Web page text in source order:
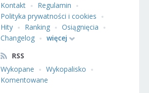
Kontakt
Regulamin
Polityka prywatności i cookies
Hity
Ranking
Osiągnięcia
Changelog
więcej
RSS
Wykopane
Wykopalisko
Komentowane